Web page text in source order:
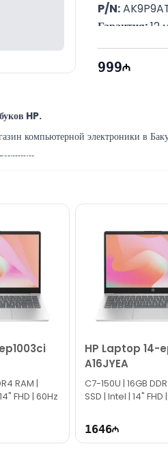
P/N:
Гарантия: 12
999
HP.
компьютерной электроники в
Баку по выгодной цене за
RAM |
FHD | 60Hz
HP Laptop 14-
A16JYEA
C7-150U | 16GB
SSD | Intel | 14" FHD
1646